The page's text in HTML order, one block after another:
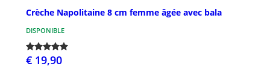
Crèche Napolitaine 8 cm femme âgée avec bala
DISPONIBLE
€ 19,90